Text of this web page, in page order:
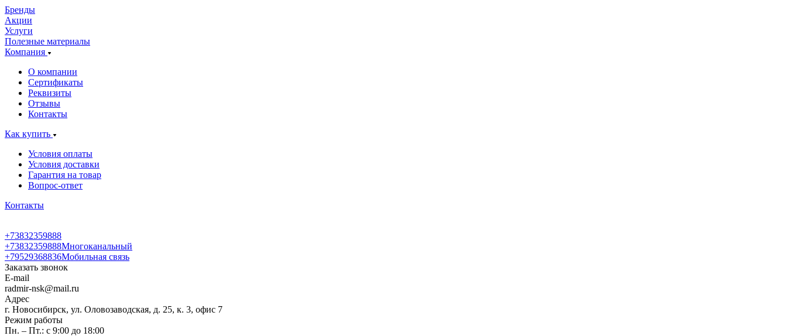
Бренды
Акции
Услуги
Полезные материалы
Компания
О компании
Сертификаты
Реквизиты
Отзывы
Контакты
Как купить
Условия оплаты
Условия доставки
Гарантия на товар
Вопрос-ответ
Контакты
+73832359888
+73832359888Многоканальный
+79529368836Мобильная связь
Заказать звонок
E-mail
radmir-nsk@mail.ru
Адрес
г. Новосибирск, ул. Оловозаводская, д. 25, к. 3, офис 7
Режим работы
Пн. – Пт.: с 9:00 до 18:00